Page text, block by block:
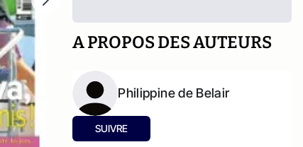
A PROPOS DES AUTEURS
Philippine de Belair
SUIVRE